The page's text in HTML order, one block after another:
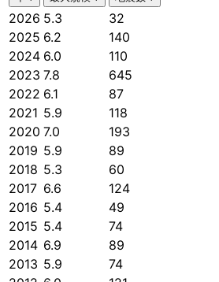
2026 5.3
32
2025 6.2
140
2024 6.0
110
2023 7.8
645
2022 6.1
87
2021 5.9
118
2020 7.0
193
2019 5.9
89
2018 5.3
60
2017 6.6
124
2016 5.4
49
2015 5.4
74
2014 6.9
89
2013 5.9
74